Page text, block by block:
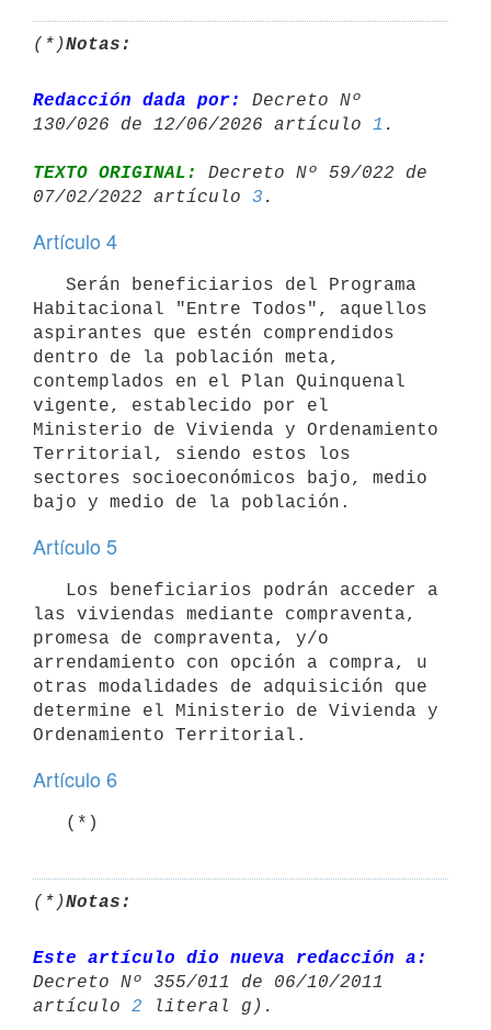
(*)Notas:
Redacción dada por:
Decreto Nº
130/026 de 12/06/2026 artículo 1
TEXTO ORIGINAL:
Decreto Nº 59/022 de
07/02/2022 artículo 3
Artículo 4
Habitacional "Entre Todos", aquellos
aspirantes que estén comprendidos
dentro de la población meta,
contemplados en el Plan Quinquenal
vigente, establecido por el
Ministerio de Vivienda y Ordenamiento
Territorial, siendo estos los
sectores socioeconómicos bajo, medio
Artículo 5
las viviendas mediante compraventa,
promesa de compraventa, y/o
arrendamiento con opción a compra, u
otras modalidades de adquisición que
determine el Ministerio de Vivienda y
Artículo 6
   (*)
(*)Notas:
Este artículo dio nueva redacción a:
Decreto Nº 355/011 de 06/10/2011
artículo 2